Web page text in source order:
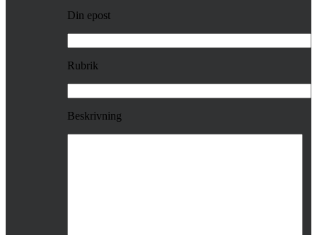
Din epost
Rubrik
Beskrivning